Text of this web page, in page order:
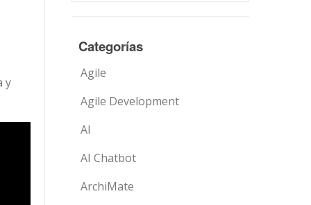
y
Categorías
Agile
Agile Development
AI
AI Chatbot
ArchiMate